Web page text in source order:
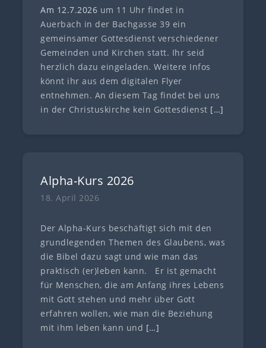
Am 12.7.2026 um 11 Uhr findet in
Auerbach in der Bachgasse 39 ein
gemeinsamer Gottesdienst verschiedener
Gemeinden und Kirchen statt. Ihr seid
herzlich dazu eingeladen. Weitere Infos
könnt ihr aus dem digitalen Flyer
entnehmen. An diesem Tag findet bei uns
in der Christuskirche kein Gottesdienst […]
Alpha-Kurs 2026
18. April 2026
Der Alpha-Kurs beschäftigt sich mit den
grundlegenden Themen des Glaubens, was
die Bibel dazu sagt und wie man das
praktisch (er)leben kann. Er ist gemacht
für Menschen, die am Anfang ihres Lebens
mit Gott stehen und mehr über Gott
erfahren wollen, wie man die Beziehung
mit ihm leben kann und […]